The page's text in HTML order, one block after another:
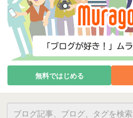
無料ではじめる